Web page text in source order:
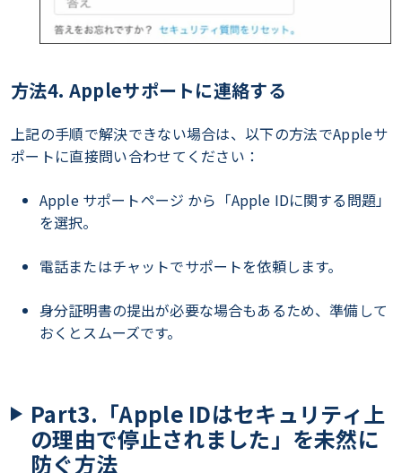
方法4. Appleサポートに連絡する
上記の手順で解決できない場合は、以下の方法でAppleサ
ポートに直接問い合わせてください：
Apple サポートページ から「Apple IDに関する問題」
を選択。
電話またはチャットでサポートを依頼します。
身分証明書の提出が必要な場合もあるため、準備して
おくとスムーズです。
Part3.「Apple IDはセキュリティ上
の理由で停止されました」を未然に
防ぐ方法